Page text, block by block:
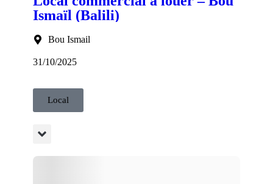
Ismaïl (Balili)
Bou Ismail
31/10/2025
Local